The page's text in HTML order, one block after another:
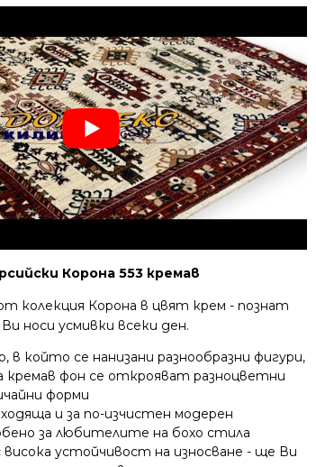
Корона 553 кремав
колекция Корона в цвят крем - познат
носи усмивки всеки ден.
в който се нанизани разнообразни фигури,
кремав фон се открояват разноцветни
форми
и за по-изчистен модерен
за любителите на бохо стила
устойчивост на износване - ще Ви